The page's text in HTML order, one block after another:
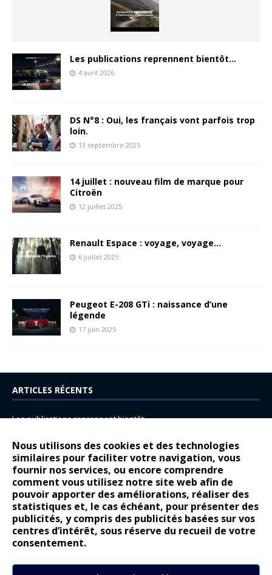
Nous utilisons des cookies et des technologies
similaires pour faciliter votre navigation, vous
fournir nos services, ou encore comprendre
comment vous utilisez notre site web afin de
pouvoir apporter des améliorations, réaliser des
statistiques et, le cas échéant, pour présenter des
publicités, y compris des publicités basées sur vos
centres d’intérêt, sous réserve du recueil de votre
consentement.
Les publications reprennent bientôt…
4 avril 2026
DS N°8 : Oui, les français vont parfois trop
loin.
13 septembre 2025
14 juillet : nouveau film de marque pour
Citroën
12 juillet 2025
Renault Espace : voyage, voyage…
6 juillet 2025
Peugeot E-208 GTi : naissance d’une
légende
17 juin 2025
ARTICLES RÉCENTS
Les publications reprennent bientôt…
14 juillet : nouveau film de marque pour Citroën
Renault Espace : voyage, voyage…
Peugeot E-208 GTi : naissance d’une légende
COMMENTAIRES RÉCENTS
Bernard Dardartdans
Gilly